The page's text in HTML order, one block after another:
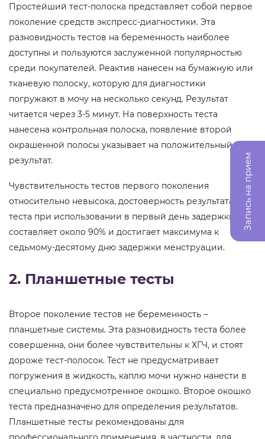
Простейший тест-полоска представляет собой первое
поколение средств экспресс-диагностики. Эта
разновидность тестов на беременность наиболее
доступны и пользуются заслуженной популярностью
среди покупателей. Реактив нанесен на бумажную или
тканевую полоску, которую для диагностики
погружают в мочу на несколько секунд. Результат
читается через 3-5 минут. На поверхность теста
нанесена контрольная полоска, появление второй
окрашенной полосы указывает на положительный
результат.
Чувствительность тестов первого поколения
относительно невысока, достоверность результата
теста при использовании в первый день задержки
составляет около 90% и достигает максимума к
седьмому-десятому дню задержки менструации.
2. Планшетные тесты
Второе поколение тестов не беременность –
планшетные системы. Эта разновидность теста более
совершенна, они более чувствительны к ХГЧ, и стоят
дороже тест-полосок. Тест не предусматривает
погружения в жидкость, каплю мочи нужно нанести в
специально предусмотренное окошко. Второе окошко
теста предназначено для определения результатов.
Планшетные тесты рекомендованы для
Запись на прием